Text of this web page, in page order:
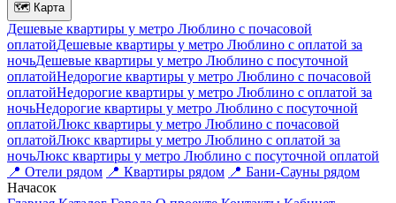
🗺 Карта
Дешевые квартиры у метро Люблино c почасовой
оплатойДешевые квартиры у метро Люблино с оплатой за
ночьДешевые квартиры у метро Люблино c посуточной
оплатойНедорогие квартиры у метро Люблино c почасовой
оплатойНедорогие квартиры у метро Люблино с оплатой за
ночьНедорогие квартиры у метро Люблино c посуточной
оплатойЛюкс квартиры у метро Люблино c почасовой
оплатойЛюкс квартиры у метро Люблино с оплатой за
ночьЛюкс квартиры у метро Люблино c посуточной оплатой
📍 Отели рядом 📍 Квартиры рядом 📍 Бани-Сауны рядом
Начасок